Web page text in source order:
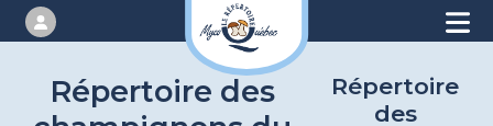
Répertoire des
Répertoire
des